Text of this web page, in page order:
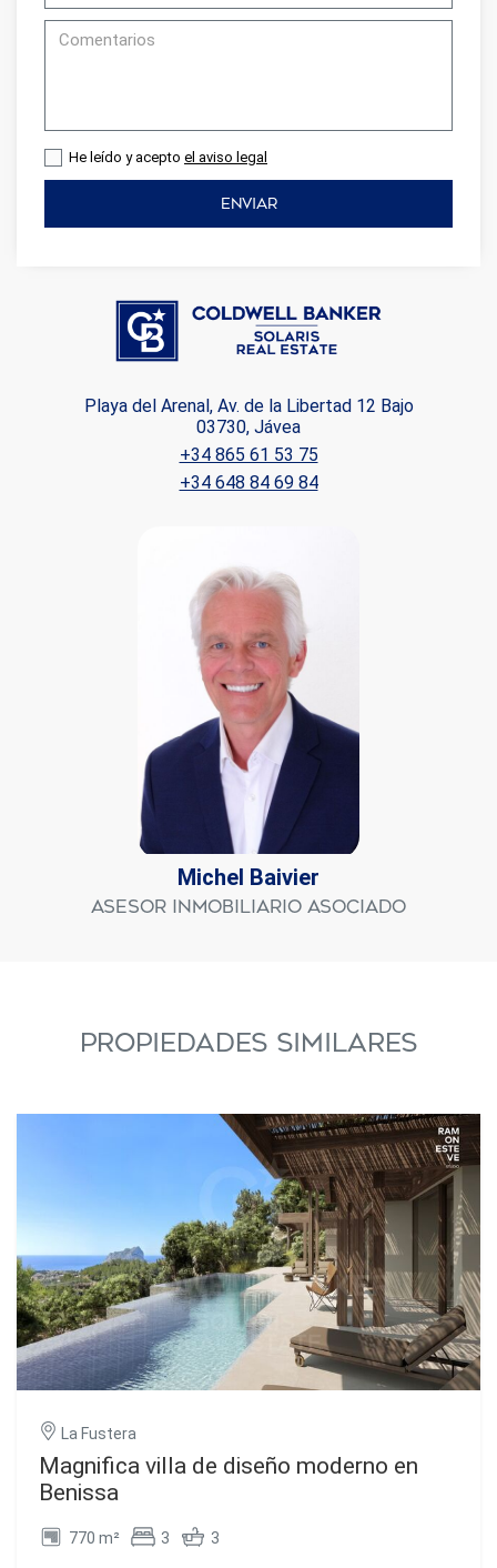
He leído y acepto el aviso legal
ENVIAR
Playa del Arenal, Av. de la Libertad 12 Bajo
03730, Jávea
+34 865 61 53 75
+34 648 84 69 84
Michel Baivier
Asesor Inmobiliario Asociado
PROPIEDADES SIMILARES
La Fustera
Magnifica villa de diseño moderno en
Benissa
770 m² 3 3